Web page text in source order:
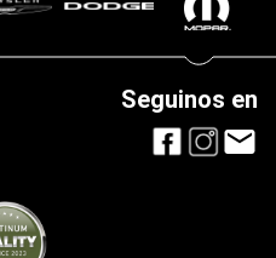
Seguinos en